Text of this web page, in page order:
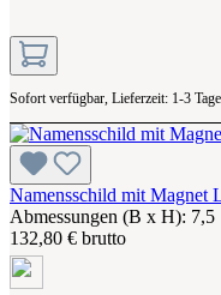
Sofort verfügbar, Lieferzeit: 1-3 Tage
Namensschild mit Magnet
Abmessungen (B x H): 7,5
132,80 € brutto